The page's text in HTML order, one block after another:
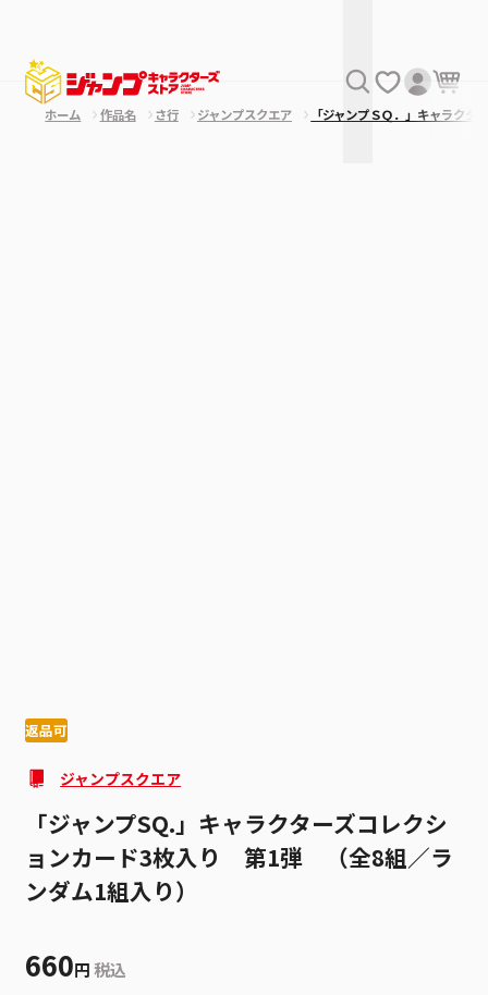
ホーム 作品名 さ行 ジャンプスクエア 「ジャンプＳＱ．」キャラク
返品可
ジャンプスクエア
「ジャンプSQ.」キャラクターズコレクシ
ョンカード3枚入り 第1弾 （全8組／ラ
ンダム1組入り）
660円 税込